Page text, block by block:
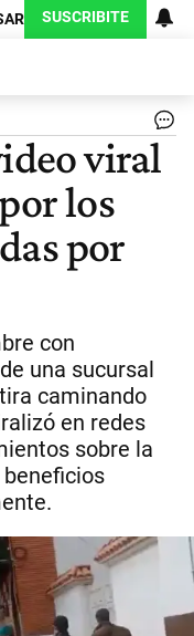
SUSCRIBITE
viral
los
por
con
una sucursal
caminando
en redes
sobre la